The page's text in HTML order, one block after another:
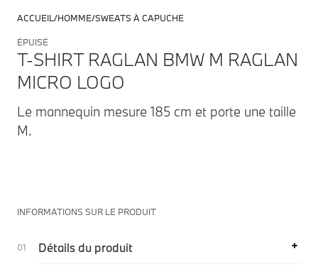
ACCUEIL HOMME SWEATS À CAPUCHE
ÉPUISÉ
T-SHIRT RAGLAN BMW M RAGLAN
MICRO LOGO
Le mannequin mesure 185 cm et porte une taille
M.
INFORMATIONS SUR LE PRODUIT
Détails du produit